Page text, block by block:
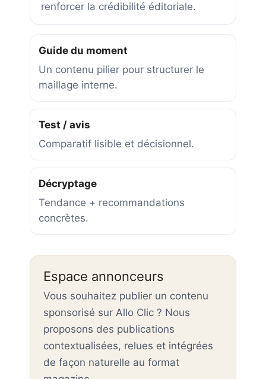
renforcer la crédibilité éditoriale.
Guide du moment
Un contenu pilier pour structurer le
maillage interne.
Test / avis
Comparatif lisible et décisionnel.
Décryptage
Tendance + recommandations
concrètes.
Espace annonceurs
Vous souhaitez publier un contenu
sponsorisé sur Allo Clic ? Nous
proposons des publications
contextualisées, relues et intégrées
de façon naturelle au format